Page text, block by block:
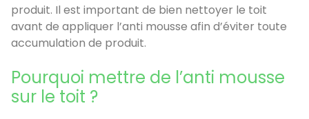
produit. Il est important de bien nettoyer le toit
avant de appliquer l’anti mousse afin d’éviter toute
accumulation de produit.
Pourquoi mettre de l’anti mousse
sur le toit ?